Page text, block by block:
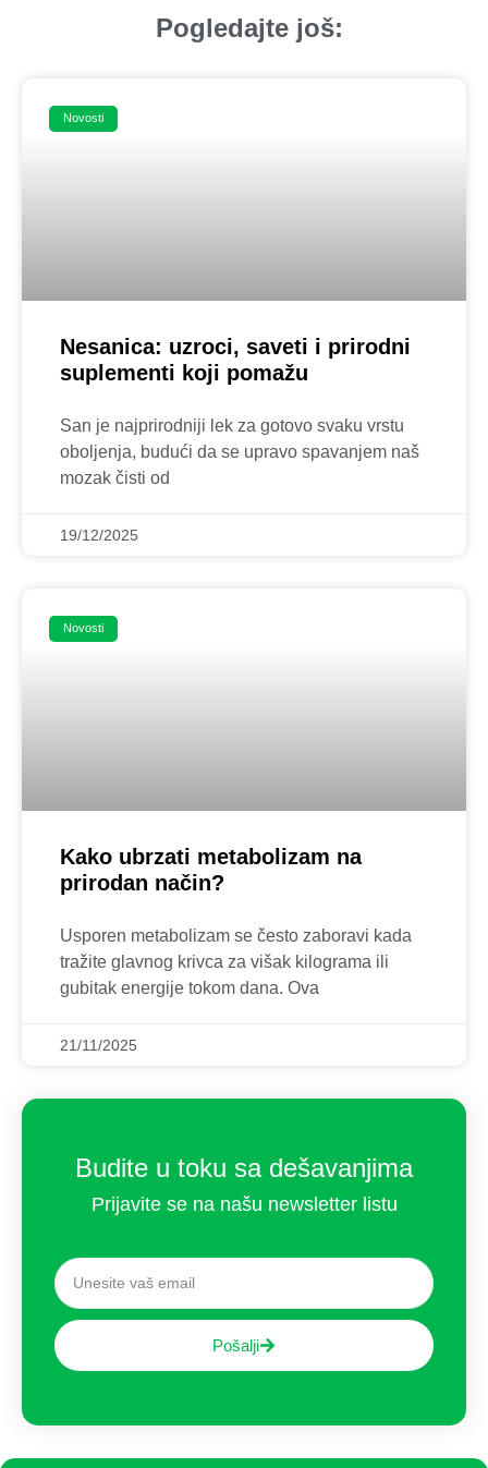
Pogledajte još:
Novosti
Nesanica: uzroci, saveti i prirodni
suplementi koji pomažu
San je najprirodniji lek za gotovo svaku vrstu
oboljenja, budući da se upravo spavanjem naš
mozak čisti od
19/12/2025
Novosti
Kako ubrzati metabolizam na
prirodan način?
Usporen metabolizam se često zaboravi kada
tražite glavnog krivca za višak kilograma ili
gubitak energije tokom dana. Ova
21/11/2025
Budite u toku sa dešavanjima
Prijavite se na našu newsletter listu
Pošalji